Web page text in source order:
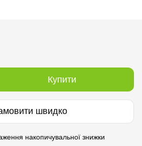
Купити
швидко
накопичувальної знижки